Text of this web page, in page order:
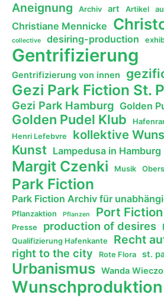
Aneignung Archiv art Artikel
Christiane Mennicke
collective desiring-production
Gentrifizierung
Gentrifizierung von innen
Gezi Park Fiction St.
Gezi Park Hamburg Golden
Golden Pudel Klub
Henri Lefebvre kollektive
Kunst Lampedusa in Hamburg
Margit Czenki Musik
Park Fiction
Park Fiction Archiv für
Pflanzaktion Pflanzen Port Fiction
Presse production of desires
Qualifizierung Hafenkante Recht
right to the city Rote Flora st.
Urbanismus Wanda
Wunschproduktion